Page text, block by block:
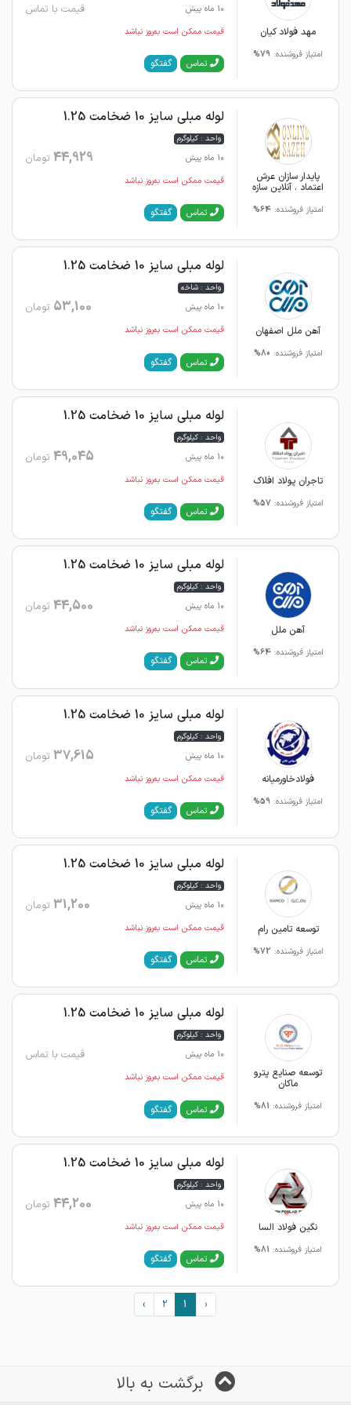
مهد فولاد کیان
امتیاز فروشنده: 79%
10 ماه پیش
قیمت با تماس
قیمت ممکن است به‌روز نباشد
تماس گفتگو
پایدار سازان عرش
اعتماد . آنلاین سازه
امتیاز فروشنده:64%
لوله مبلی سایز 10 ضخامت 1.25
واحد : کیلوگرم
10 ماه پیش
44,929 تومان
قیمت ممکن است به‌روز نباشد
تماس گفتگو
آهن ملل اصفهان
امتیاز فروشنده: 80%
لوله مبلی سایز 10 ضخامت 1.25
واحد : شاخه
10 ماه پیش
53,100 تومان
قیمت ممکن است به‌روز نباشد
تماس گفتگو
تاجران پولاد افلاک
امتیاز فروشنده: 57%
لوله مبلی سایز 10 ضخامت 1.25
واحد : کیلوگرم
10 ماه پیش
49,045 تومان
قیمت ممکن است به‌روز نباشد
تماس گفتگو
آهن ملل
امتیاز فروشنده:64%
لوله مبلی سایز 10 ضخامت 1.25
واحد : کیلوگرم
10 ماه پیش
44,500 تومان
قیمت ممکن است به‌روز نباشد
تماس گفتگو
فولادخاورمیانه
امتیاز فروشنده: 59%
لوله مبلی سایز 10 ضخامت 1.25
واحد : کیلوگرم
10 ماه پیش
37,615 تومان
قیمت ممکن است به‌روز نباشد
تماس گفتگو
توسعه تامین رام
امتیاز فروشنده: 72%
لوله مبلی سایز 10 ضخامت 1.25
واحد : کیلوگرم
10 ماه پیش
31,200 تومان
قیمت ممکن است به‌روز نباشد
تماس گفتگو
توسعه صنایع پترو
ماکان
امتیاز فروشنده: 81%
لوله مبلی سایز 10 ضخامت 1.25
واحد : کیلوگرم
10 ماه پیش
قیمت با تماس
قیمت ممکن است به‌روز نباشد
تماس گفتگو
نگین فولاد السا
امتیاز فروشنده: 81%
لوله مبلی سایز 10 ضخامت 1.25
واحد : کیلوگرم
10 ماه پیش
44,200 تومان
قیمت ممکن است به‌روز نباشد
تماس گفتگو
‹
1
2
›
برگشت به بالا